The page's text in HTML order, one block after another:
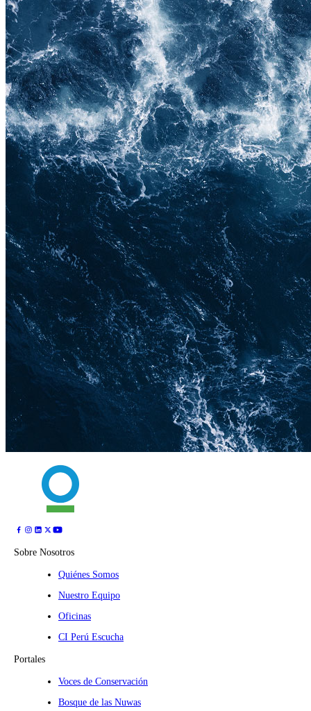
Sobre Nosotros
Quiénes Somos
Nuestro Equipo
Oficinas
CI Perú Escucha
Portales
Voces de Conservación
Bosque de las Nuwas